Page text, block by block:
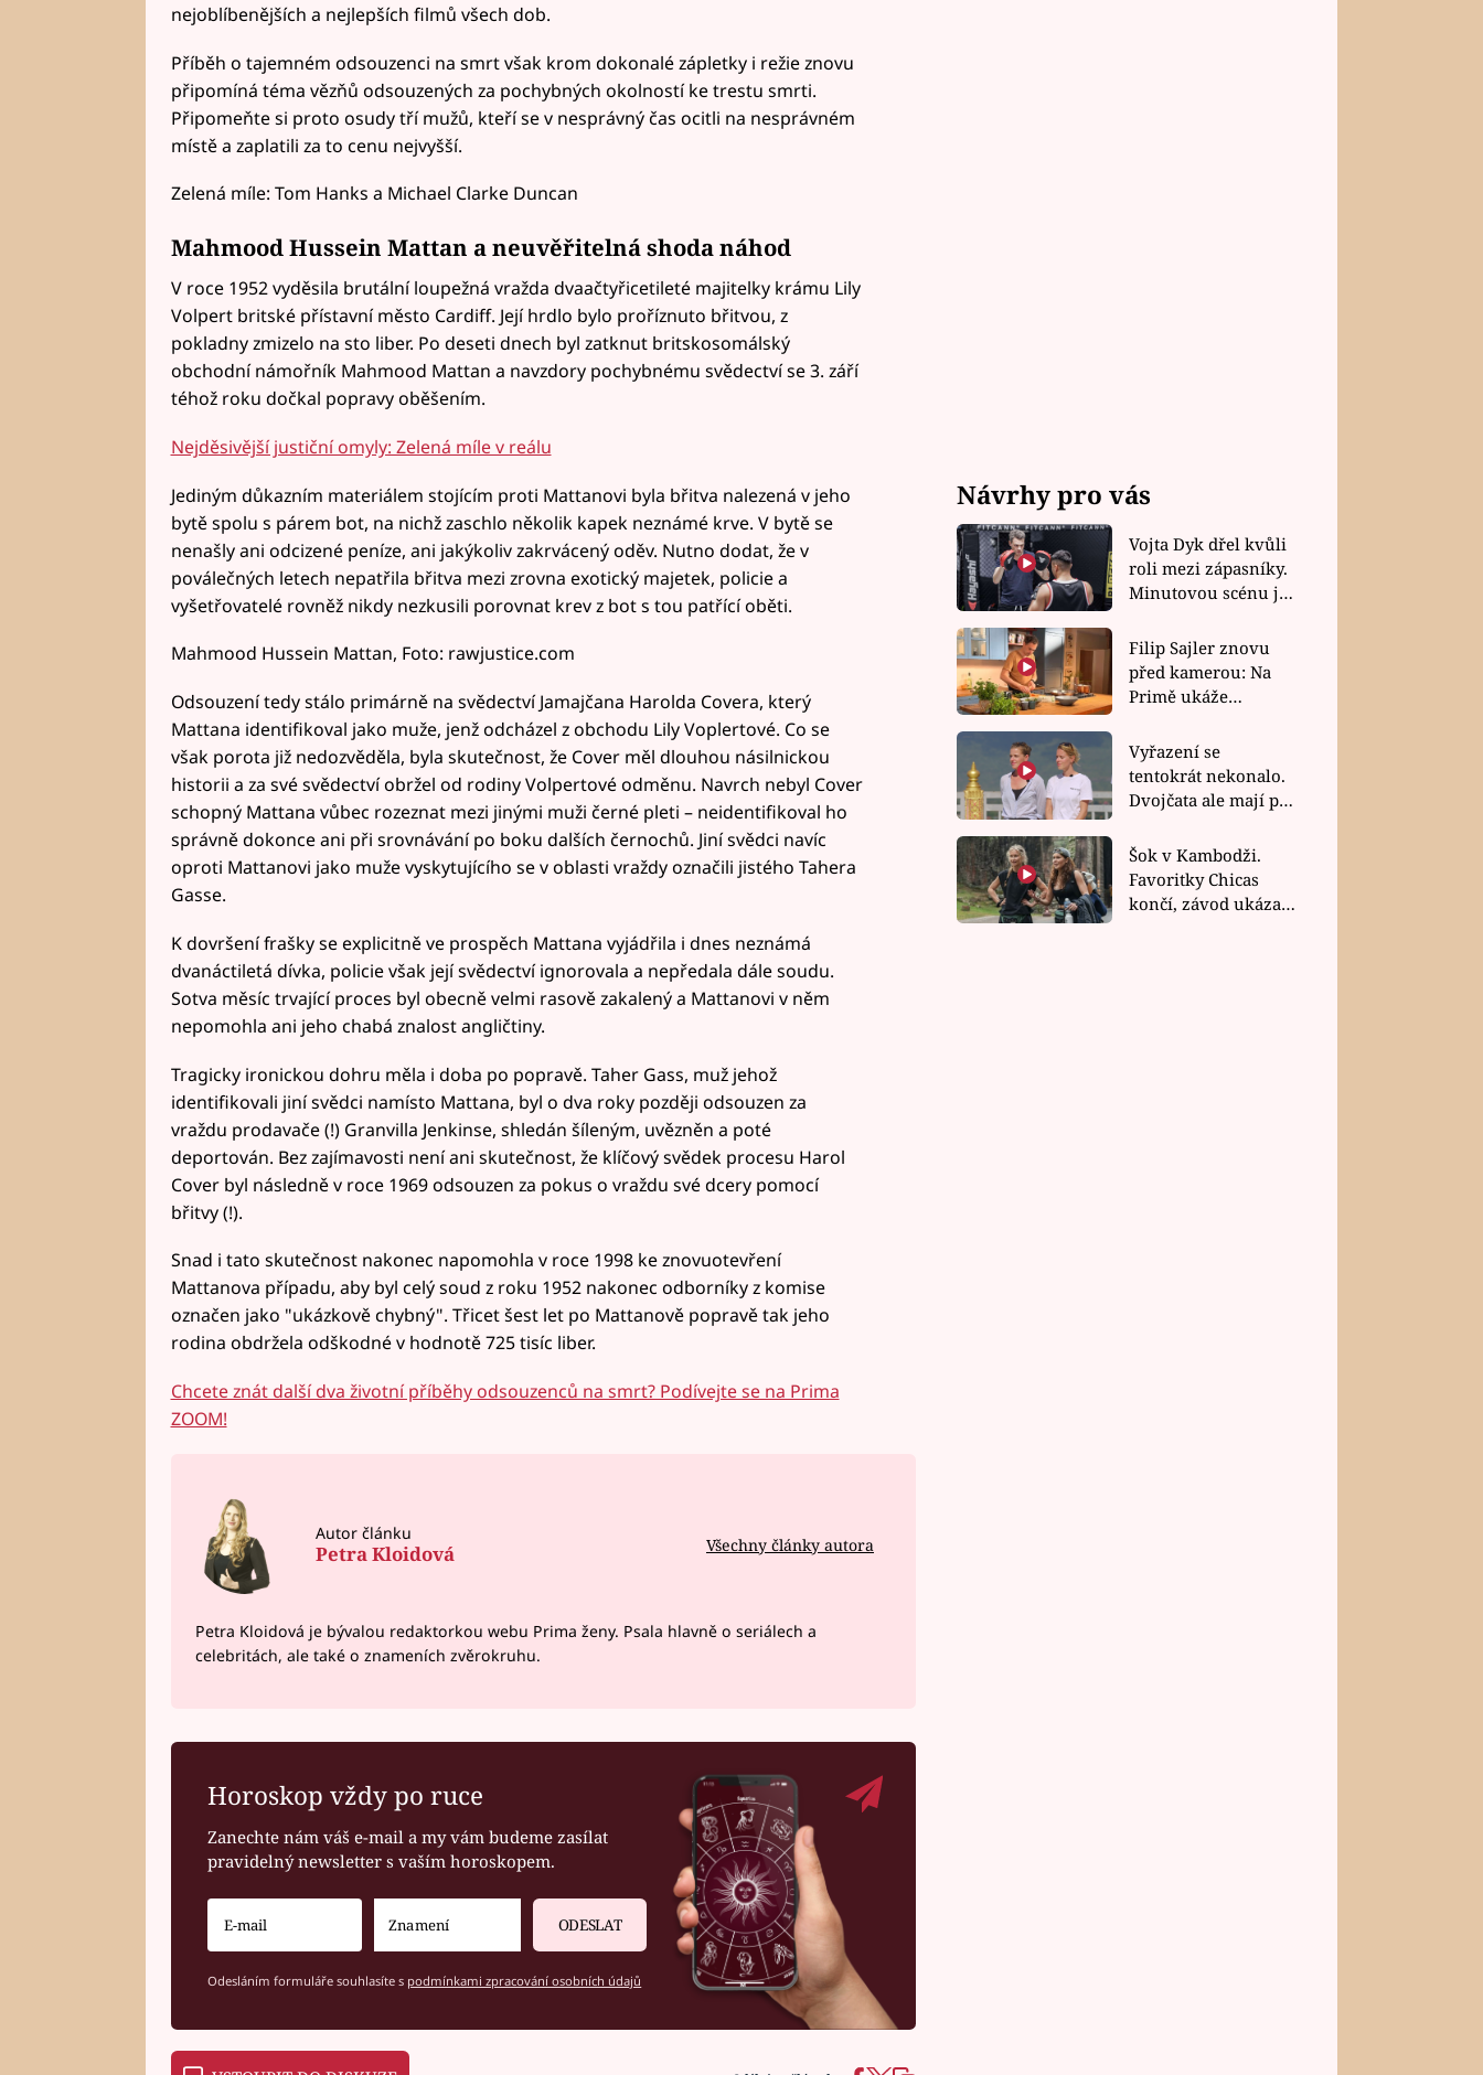
nejoblíbenějších a nejlepších filmů všech dob.
Příběh o tajemném odsouzenci na smrt však krom dokonalé zápletky i režie znovu
připomíná téma vězňů odsouzených za pochybných okolností ke trestu smrti.
Připomeňte si proto osudy tří mužů, kteří se v nesprávný čas ocitli na nesprávném
místě a zaplatili za to cenu nejvyšší.
Zelená míle: Tom Hanks a Michael Clarke Duncan
Mahmood Hussein Mattan a neuvěřitelná shoda náhod
V roce 1952 vyděsila brutální loupežná vražda dvaačtyřicetileté majitelky krámu Lily
Volpert britské přístavní město Cardiff. Její hrdlo bylo proříznuto břitvou, z
pokladny zmizelo na sto liber. Po deseti dnech byl zatknut britskosomálský
obchodní námořník Mahmood Mattan a navzdory pochybnému svědectví se 3. září
téhož roku dočkal popravy oběšením.
Nejděsivější justiční omyly: Zelená míle v reálu
Jediným důkazním materiálem stojícím proti Mattanovi byla břitva nalezená v jeho
bytě spolu s párem bot, na nichž zaschlo několik kapek neznámé krve. V bytě se
nenašly ani odcizené peníze, ani jakýkoliv zakrvácený oděv. Nutno dodat, že v
poválečných letech nepatřila břitva mezi zrovna exotický majetek, policie a
vyšetřovatelé rovněž nikdy nezkusili porovnat krev z bot s tou patřící oběti.
Mahmood Hussein Mattan, Foto: rawjustice.com
Odsouzení tedy stálo primárně na svědectví Jamajčana Harolda Covera, který
Mattana identifikoval jako muže, jenž odcházel z obchodu Lily Voplertové. Co se
však porota již nedozvěděla, byla skutečnost, že Cover měl dlouhou násilnickou
historii a za své svědectví obržel od rodiny Volpertové odměnu. Navrch nebyl Cover
schopný Mattana vůbec rozeznat mezi jinými muži černé pleti – neidentifikoval ho
správně dokonce ani při srovnávání po boku dalších černochů. Jiní svědci navíc
oproti Mattanovi jako muže vyskytujícího se v oblasti vraždy označili jistého Tahera
Gasse.
K dovršení frašky se explicitně ve prospěch Mattana vyjádřila i dnes neznámá
dvanáctiletá dívka, policie však její svědectví ignorovala a nepředala dále soudu.
Sotva měsíc trvající proces byl obecně velmi rasově zakalený a Mattanovi v něm
nepomohla ani jeho chabá znalost angličtiny.
Tragicky ironickou dohru měla i doba po popravě. Taher Gass, muž jehož
identifikovali jiní svědci namísto Mattana, byl o dva roky později odsouzen za
vraždu prodavače (!) Granvilla Jenkinse, shledán šíleným, uvězněn a poté
deportován. Bez zajímavosti není ani skutečnost, že klíčový svědek procesu Harol
Cover byl následně v roce 1969 odsouzen za pokus o vraždu své dcery pomocí
břitvy (!).
Snad i tato skutečnost nakonec napomohla v roce 1998 ke znovuotevření
Mattanova případu, aby byl celý soud z roku 1952 nakonec odborníky z komise
označen jako "ukázkově chybný". Třicet šest let po Mattanově popravě tak jeho
rodina obdržela odškodné v hodnotě 725 tisíc liber.
Chcete znát další dva životní příběhy odsouzenců na smrt? Podívejte se na Prima
ZOOM!
Autor článku
Petra Kloidová Všechny články autora
Petra Kloidová je bývalou redaktorkou webu Prima ženy. Psala hlavně o seriálech a
celebritách, ale také o znameních zvěrokruhu.
Horoskop vždy po ruce
Zanechte nám váš e-mail a my vám budeme zasílat
pravidelný newsletter s vaším horoskopem.
ODESLAT
Odesláním formuláře souhlasíte s podmínkami zpracování osobních údajů
Návrhy pro vás
Vojta Dyk dřel kvůli
roli mezi zápasníky.
Minutovou scénu jel
Filip Sajler znovu
před kamerou: Na
Primě ukáže
rychlé recepty
Vyřazení se
tentokrát nekonalo.
Dvojčata ale mají po
závodu nůž na krku
Šok v Kambodži.
Favoritky Chicas
končí, závod ukázal